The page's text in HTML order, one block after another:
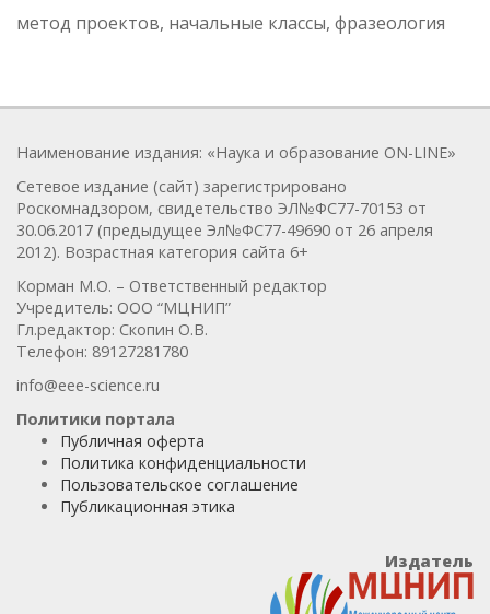
метод проектов, начальные классы, фразеология
Наименование издания: «Наука и образование ON-LINE»
Сетевое издание (сайт) зарегистрировано
Роскомнадзором, свидетельство ЭЛ№ФС77-70153 от
30.06.2017 (предыдущее Эл№ФC77-49690 от 26 апреля
2012). Возрастная категория сайта 6+
Корман М.О. – Ответственный редактор
Учредитель: ООО “МЦНИП”
Гл.редактор: Скопин О.В.
Телефон: 89127281780
info@eee-science.ru
Политики портала
Публичная оферта
Политика конфиденциальности
Пользовательское соглашение
Публикационная этика
Издатель